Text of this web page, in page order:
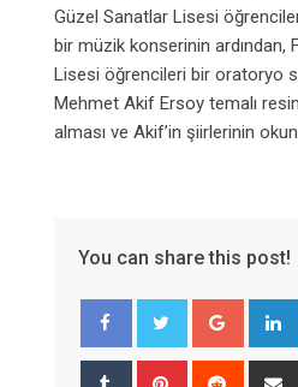
Güzel Sanatlar Lisesi
bir müzik konserinin ardından,
Lisesi öğrencileri bir oratoryo
Mehmet Akif Ersoy temalı
alması ve Akif’in şiirlerinin
You can share this post!
Google+
Tumblr Pinterest Reddit